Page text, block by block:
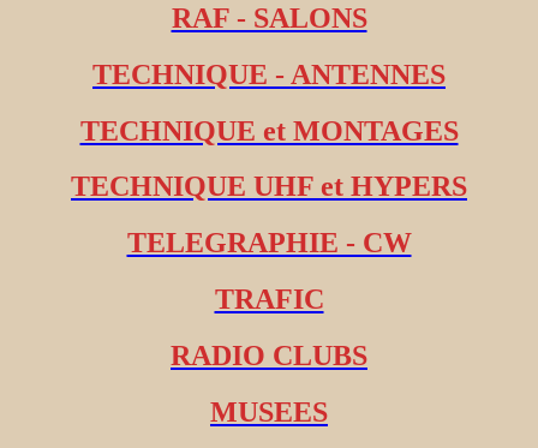
RAF - SALONS
TECHNIQUE - ANTENNES
TECHNIQUE et MONTAGES
TECHNIQUE UHF et HYPERS
TELEGRAPHIE - CW
TRAFIC
RADIO CLUBS
MUSEES